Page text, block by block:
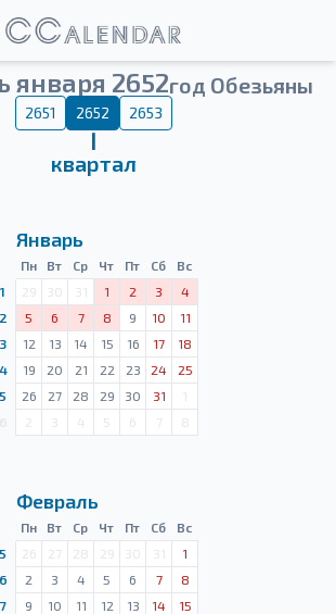
января 2652год Обезьяны
2651 2652 2653
Ⅰ
квартал
Январь
Пн Вт Ср Чт Пт Сб
Вс
1
29 30 31 1 2 3
4
2
5 6 7 8 9 10
11
3
12 13 14 15 16 17
18
4
19 20 21 22 23 24
25
5
26 27 28 29 30 31
1
2 3 4 5 6 7 8
Февраль
Пн Вт Ср Чт Пт Сб
Вс
5
26 27 28 29 30 31
1
6
2 3 4 5 6 7
8
7
9 10 11 12 13 14
15